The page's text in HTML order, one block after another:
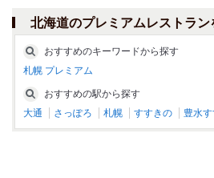
すすきの/洋食
北海道のプレミアムレストラ
おすすめのキーワードから探す
札幌 プレミアム
おすすめの駅から探す
大通
さっぽろ 札幌 すすきの 豊水